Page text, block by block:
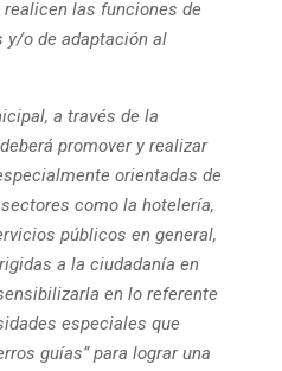
las funciones de
y/o de adaptación al
a través de la
promover y realizar
orientadas de
como la hotelería,
públicos en general,
a la ciudadanía en
en lo referente
especiales que
guías” para lograr una